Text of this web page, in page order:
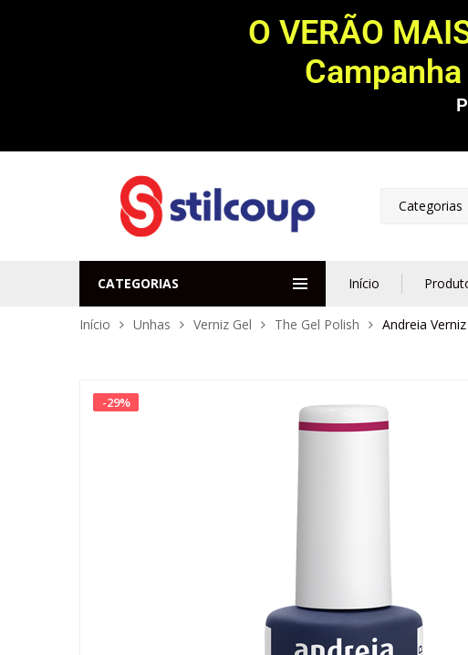
O VERÃO
Categorias
CATEGORIAS Início
Início Unhas Verniz Gel The Gel Polish Andreia
-29%